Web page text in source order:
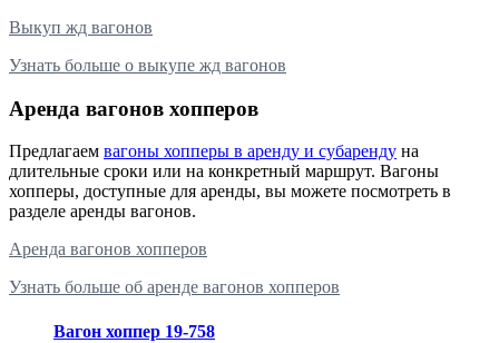
Выкуп жд вагонов
Узнать больше о выкупе жд вагонов
Аренда вагонов хопперов
Предлагаем вагоны хопперы в аренду и субаренду на
длительные сроки или на конкретный маршрут. Вагоны
хопперы, доступные для аренды, вы можете посмотреть в
разделе аренды вагонов.
Аренда вагонов хопперов
Узнать больше об аренде вагонов хопперов
Вагон хоппер 19-758